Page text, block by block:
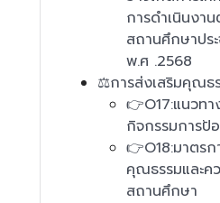
การดำเนินงา
สถานศึกษาปร
พ.ศ .2568
⚖️การส่งเสริมคุณธร
👉O17:แนวท
กิจกรรมการป้
👉O18:มาตรก
คุณธรรมและค
สถานศึกษา